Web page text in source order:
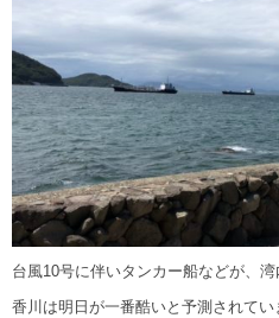
台風10号に伴いタンカー船などが、湾
香川は明日が一番酷いと予測されてい